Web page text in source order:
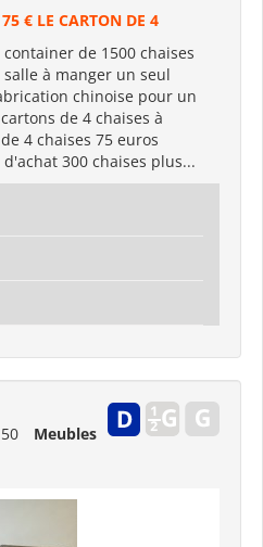
75 € LE CARTON DE 4
de 1500 chaises
à manger un seul
chinoise pour un
de 4 chaises à
4 chaises 75 euros
300 chaises plus...
Meubles